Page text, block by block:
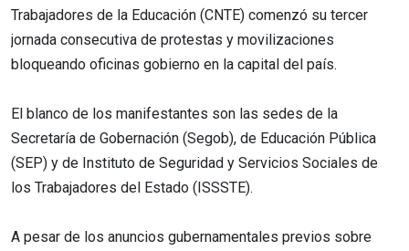
Trabajadores de la Educación (CNTE) comenzó su tercer
jornada consecutiva de protestas y movilizaciones
bloqueando oficinas gobierno en la capital del país.
El blanco de los manifestantes son las sedes de la
Secretaría de Gobernación (Segob), de Educación Pública
(SEP) y de Instituto de Seguridad y Servicios Sociales de
los Trabajadores del Estado (ISSSTE).
A pesar de los anuncios gubernamentales previos sobre